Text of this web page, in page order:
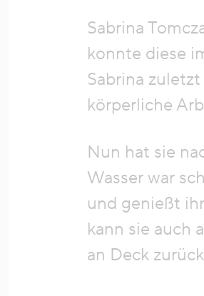
Sabrina
konnte diese
Sabrina
körperliche
Nun hat sie
Wasser war
und genießt
kann sie auch
an Deck